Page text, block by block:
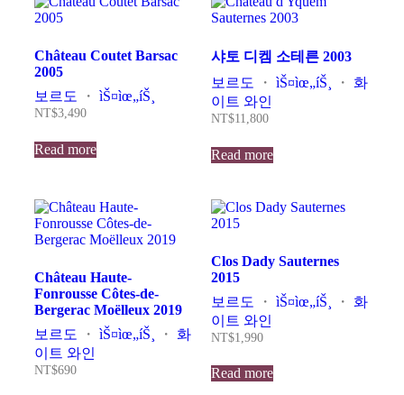
Château Coutet Barsac
2005
보르도
・ ìŠ¤ìœ„íŠ¸
NT$3,490
Read more
샤토 디켐 소테른 2003
보르도
・ ìŠ¤ìœ„íŠ¸ ・ 화
이트 와인
NT$11,800
Read more
Château Haute-
Fonrousse Côtes-de-
Bergerac Moëlleux 2019
보르도
・ ìŠ¤ìœ„íŠ¸ ・ 화
이트 와인
NT$690
Clos Dady Sauternes
2015
보르도
・ ìŠ¤ìœ„íŠ¸ ・ 화
이트 와인
NT$1,990
Read more